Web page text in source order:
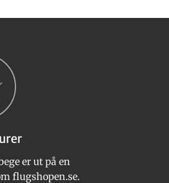
er ut på en
flugshopen.se.